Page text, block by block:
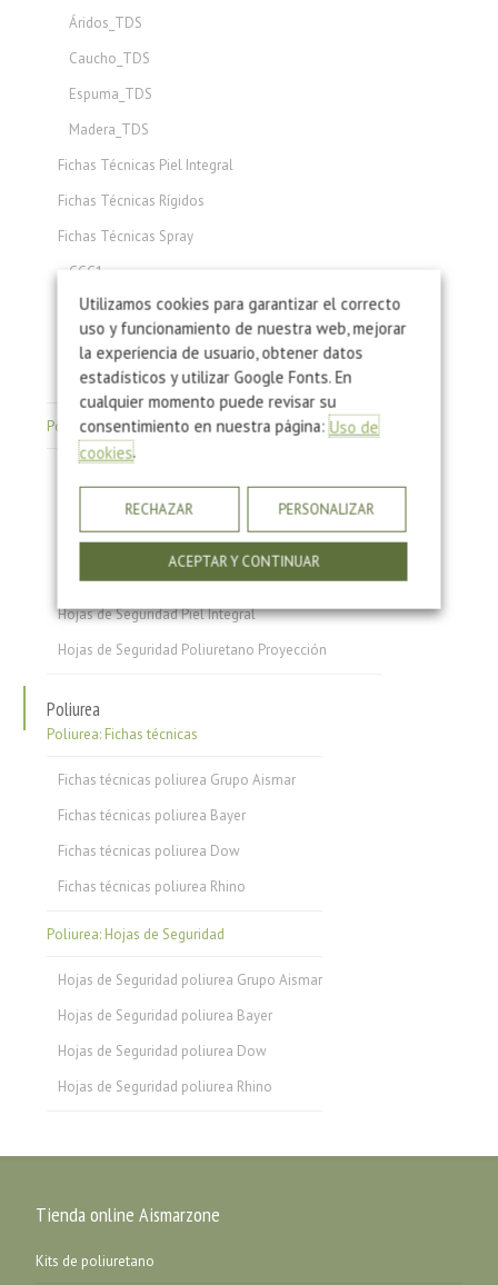
Áridos_TDS
Caucho_TDS
Espuma_TDS
Madera_TDS
Fichas Técnicas Piel Integral
Fichas Técnicas Rígidos
Fichas Técnicas Spray
CCC1
CCC2
CCC3
CCC4
Poliuretano: Hojas de Seguridad
Hojas de Seguridad Ligantes de Poliuretano: Corcho
Hojas de Seguridad Ligantes de Poliuretano: Caucho
Hojas de Seguridad Ligantes de Poliuretano: Piedra
Hojas de Seguridad Piel Integral
Hojas de Seguridad Poliuretano Proyección
Poliurea
Poliurea: Fichas técnicas
Fichas técnicas poliurea Grupo Aismar
Fichas técnicas poliurea Bayer
Fichas técnicas poliurea Dow
Fichas técnicas poliurea Rhino
Poliurea: Hojas de Seguridad
Hojas de Seguridad poliurea Grupo Aismar
Hojas de Seguridad poliurea Bayer
Hojas de Seguridad poliurea Dow
Hojas de Seguridad poliurea Rhino
Tienda online Aismarzone
Kits de poliuretano
Utilizamos cookies para garantizar el correcto
uso y funcionamiento de nuestra web, mejorar
la experiencia de usuario, obtener datos
estadísticos y utilizar Google Fonts. En
cualquier momento puede revisar su
consentimiento en nuestra página:Uso de
cookies.
RECHAZAR PERSONALIZAR
ACEPTAR Y CONTINUAR